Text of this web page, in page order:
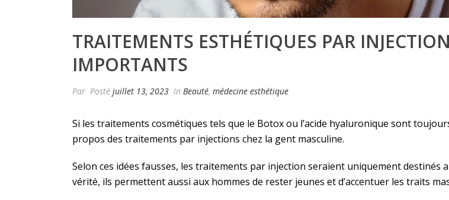
TRAITEMENTS ESTHÉTIQUES PAR
IMPORTANTS
Par Posté juillet 13, 2023 In Beauté, médecine esthétique
Si les traitements cosmétiques tels que le Botox ou l’acide hyaluronique sont
propos des traitements par injections chez la gent masculine.
Selon ces idées fausses, les traitements par injection seraient uniquement
vérité, ils permettent aussi aux hommes de rester jeunes et d’accentuer les traits